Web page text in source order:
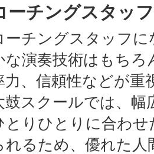
ーチングスタッフ
ーチングスタッフ
な演奏技術はもちろ
力、信頼性などが重
鼓スクールでは、幅
とりひとりに合わせ
れるため、優れた人